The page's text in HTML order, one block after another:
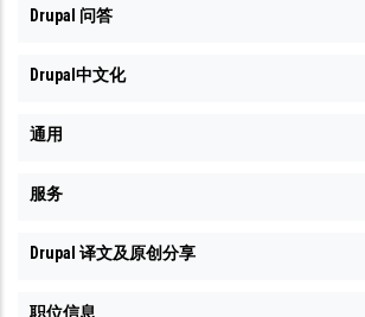
Drupal 问答
Drupal中文化
通用
服务
Drupal 译文及原创分享
职位信息